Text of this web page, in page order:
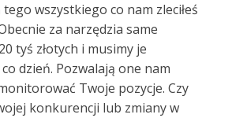
wszystkiego co nam zleciłeś
za narzędzia same
tyś złotych i musimy je
dzień. Pozwalają one nam
Twoje pozycje. Czy
konkurencji lub zmiany w